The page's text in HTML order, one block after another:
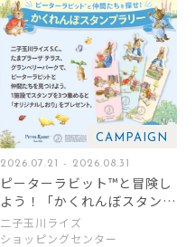
CAMPAIGN
2026.07.21 - 2026.08.31
ピーターラビット™と冒険し
よう！「かくれんぼスタンプ
ラリー」開催
二子玉川ライズ
ショッピングセンター